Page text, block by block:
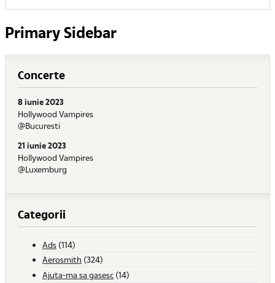
Primary Sidebar
Concerte
8 iunie 2023
Hollywood Vampires
@Bucuresti
21 iunie 2023
Hollywood Vampires
@Luxemburg
Categorii
Ads (114)
Aerosmith (324)
Ajuta-ma sa gasesc (14)